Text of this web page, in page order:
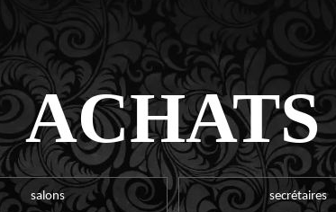
ACHATS
salons secrétaires